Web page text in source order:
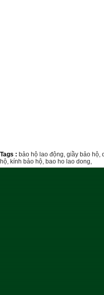
Tags : bảo hộ lao động, giầy bảo hộ,
hộ, kính bảo hộ, bao ho lao dong,